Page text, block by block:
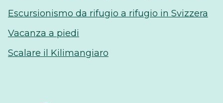
Escursionismo da rifugio a rifugio in Svizzera
Vacanza a piedi
Scalare il Kilimangiaro